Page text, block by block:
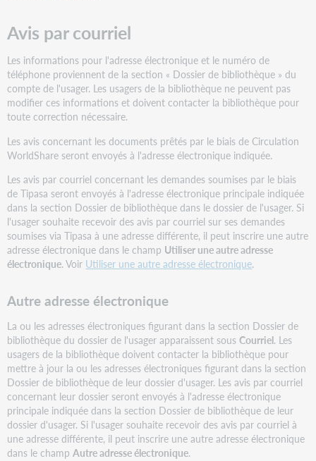
Avis par courriel
Les informations pour l'adresse électronique et le numéro de
téléphone proviennent de la section « Dossier de bibliothèque » du
compte de l'usager. Les usagers de la bibliothèque ne peuvent pas
modifier ces informations et doivent contacter la bibliothèque pour
toutecorrection nécessaire.
Les avis concernant les documents prêtés par le biais de Circulation
WorldShare seront envoyés à l'adresse électronique indiquée.
Les avis par courriel concernant les demandes soumises par le biais
de Tipasa seront envoyés à l'adresse électronique principale indiquée
dans la section Dossier de bibliothèque dans le dossier de l'usager. Si
l'usager souhaite recevoir des avis par courriel sur ses demandes
soumises via Tipasa à une adresse différente, il peut inscrire une autre
adresse électronique dans le champ Utiliser une autre adresse
électronique. Voir Utiliser une autre adresse électronique.
Autre adresse électronique
La ou les adresses électroniques figurant dans la section Dossier de
bibliothèque du dossier de l'usager apparaissent sousCourriel. Les
usagers de la bibliothèque doivent contacter la bibliothèque pour
mettre à jour la ou les adresses électroniques figurant dans la section
Dossier de bibliothèque de leur dossier d'usager. Les avis par courriel
concernant leur dossier seront envoyés à l'adresse électronique
principale indiquée dans la section Dossier de bibliothèque de leur
dossier d'usager. Si l'usager souhaite recevoir des avis par courriel à
une adresse différente, il peut inscrire une autre adresse électronique
dans le champAutre adresse électronique.